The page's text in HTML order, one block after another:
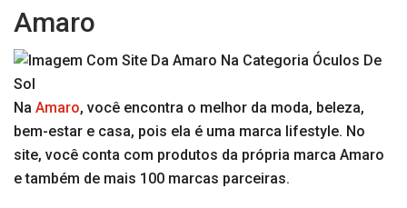
Amaro
Na Amaro, você encontra o melhor da moda, beleza,
bem-estar e casa, pois ela é uma marca lifestyle. No
site, você conta com produtos da própria marca Amaro
e também de mais 100 marcas parceiras.